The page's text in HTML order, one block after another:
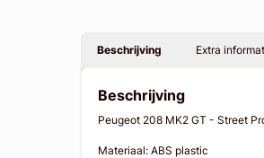
Beschrijving Extra
Beschrijving
Peugeot 208 MK2 GT - Street
Materiaal: ABS plastic